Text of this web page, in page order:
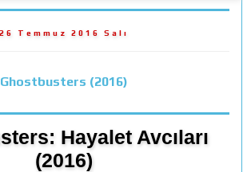
26 Temmuz 2016 Salı
Ghostbusters (2016)
Hayalet Avcıları
(2016)